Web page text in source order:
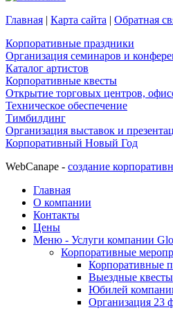
Главная Карта сайта Обратная
Корпоративные праздники
Организация семинаров и
Каталог артистов
Корпоративные квесты
Открытие торговых центров,
Техническое обеспечение
Тимбилдинг
Организация выставок и
Корпоративный Новый Год
WebCanape - создание
Главная
О компании
Контакты
Цены
Меню - Услуги компании
Корпоративные
Корпоративные
Выездные квесты
Юбилей
Организация 23